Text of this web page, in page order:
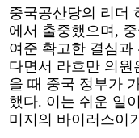
중국공산당의 리더
에서 출중했으며,
여준 확고한 결심
다면서 라흐만 의원
을 때 중국 정부가
했다. 이는 쉬운 일
미지의 바이러스이